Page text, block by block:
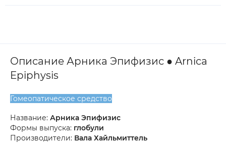
Описание Арника Эпифизис ● Arnica
Epiphysis
Гомеопатическое средство
Название: Арника Эпифизис
Формы выпуска: глобули
Производители: Вала Хайльмиттель